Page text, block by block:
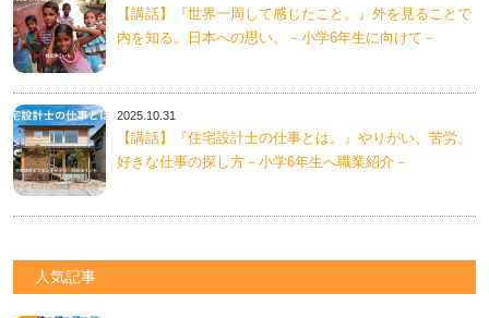
【講話】『世界一周して感じたこと。』外を見ることで
内を知る。日本への思い。－小学6年生に向けて－
2025.10.31
【講話】『住宅設計士の仕事とは。』やりがい、苦労、
好きな仕事の探し方－小学6年生へ職業紹介－
人気記事